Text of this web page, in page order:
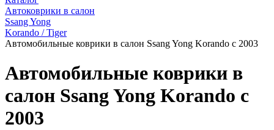
Автоковрики в салон
Ssang Yong
Korando / Tiger
Автомобильные коврики в салон Ssang Yong Korando с 2003
Автомобильные коврики в
салон Ssang Yong Korando с
2003